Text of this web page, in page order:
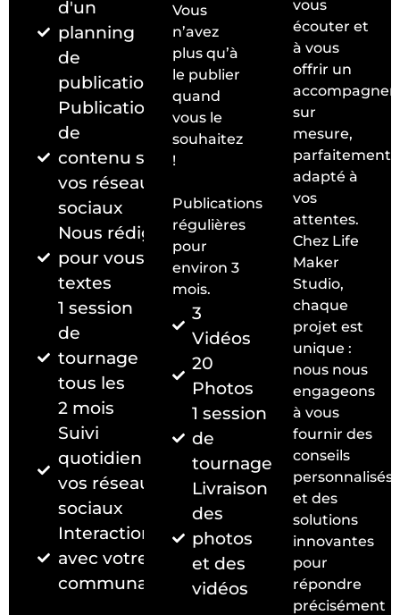
d'un
planning
de
publication
Publication
de
contenu sur
vos réseaux
sociaux
Nous rédigeons
pour vous les
textes
1 session
de
tournage
tous les
2 mois
Suivi
quotidien de
vos réseaux
sociaux
Interaction
avec votre
communauté
Vous
n’avez
plus qu’à
le publier
quand
vous le
souhaitez
!
Publications
régulières
pour
environ 3
mois.
3
Vidéos
20
Photos
1 session
de
tournage
Livraison
des
photos
et des
vidéos
vous
écouter et
à vous
offrir un
sur
mesure,
parfaitement
adapté à
vos
attentes.
Chez Life
Maker
Studio,
chaque
projet est
unique :
nous nous
engageons
à vous
fournir des
conseils
personnalisés
et des
solutions
innovantes
pour
répondre
précisément